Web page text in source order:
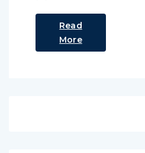
Read
More